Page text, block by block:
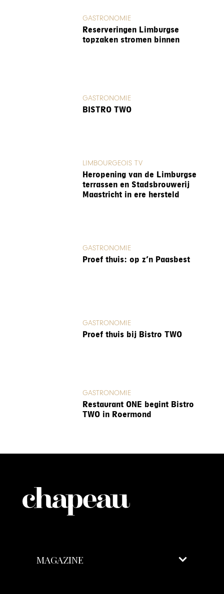
GASTRONOMIE
Reserveringen Limburgse
topzaken stromen binnen
GASTRONOMIE
BISTRO TWO
LIMBOURGEOIS TV
Heropening van de Limburgse
terrassen en Stadsbrouwerij
Maastricht in ere hersteld
GASTRONOMIE
Proef thuis: op z’n Paasbest
GASTRONOMIE
Proef thuis bij Bistro TWO
GASTRONOMIE
Restaurant ONE begint Bistro
TWO in Roermond
MAGAZINE